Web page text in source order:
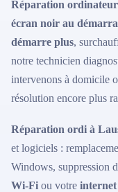
Réparation
écran noir au
démarre plus,
notre technicien
intervenons à domicile
résolution encore plus
Réparation ordi à
et logiciels :
Windows, suppression
Wi-Fi ou votre internet